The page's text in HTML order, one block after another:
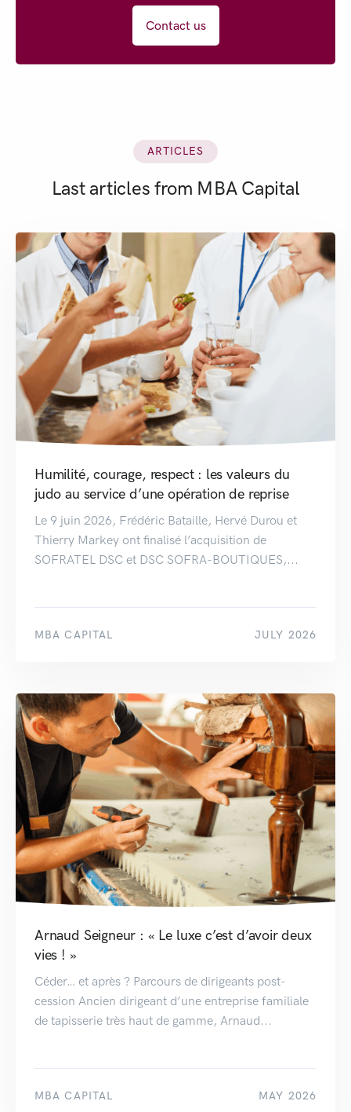
Contact us
ARTICLES
Last articles from MBA Capital
Humilité, courage, respect : les valeurs du
judo au service d’une opération de reprise
Le 9 juin 2026, Frédéric Bataille, Hervé Durou et
Thierry Markey ont finalisé l’acquisition de
SOFRATEL DSC et DSC SOFRA-BOUTIQUES,...
MBA CAPITAL JULY 2026
Arnaud Seigneur : « Le luxe c’est d’avoir deux
vies ! »
Céder… et après ? Parcours de dirigeants post-
cession Ancien dirigeant d’une entreprise familiale
de tapisserie très haut de gamme, Arnaud...
MBA CAPITAL MAY 2026